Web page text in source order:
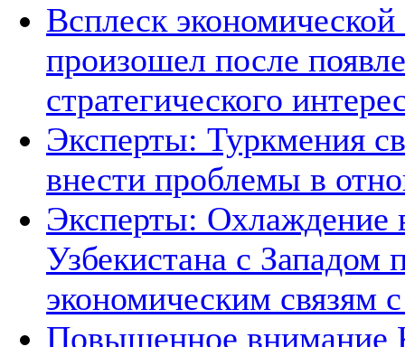
Всплеск
произошел после
стратегического
Эксперты: Туркмения
внести проблемы в
Эксперты: Охлаждение
Узбекистана с
экономическим связям
Повышенное внимание